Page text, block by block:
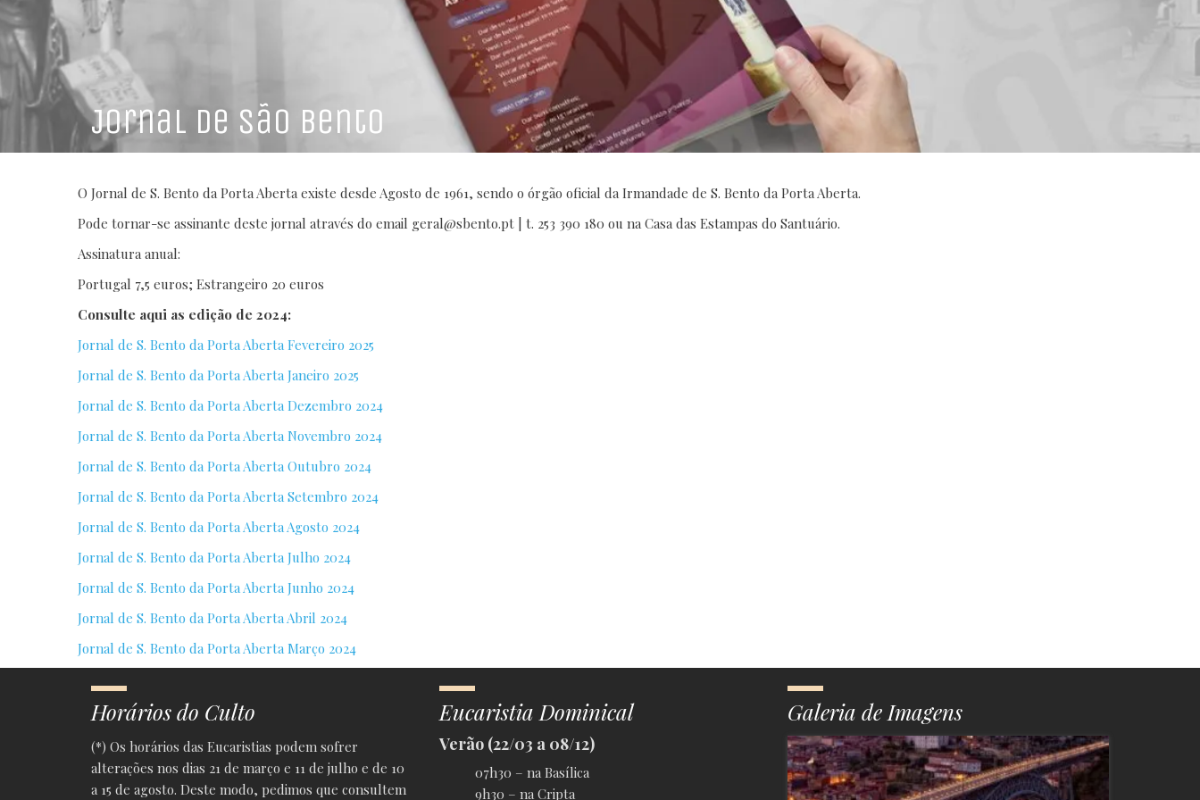
HOTEL
RESTAURANTE
Jornal de São Bento
O Jornal de S. Bento da Porta Aberta existe desde Agosto de 1961, sendo o órgão oficial da Irmandade de S. Bento da Porta Aberta.
Pode tornar-se assinante deste jornal através do email geral@sbento.pt | t. 253 390 180 ou na Casa das Estampas do Santuário.
Assinatura anual:
Portugal 7,5 euros; Estrangeiro 20 euros
Consulte aqui as edição de 2024:
Jornal de S. Bento da Porta Aberta Fevereiro 2025
Jornal de S. Bento da Porta Aberta Janeiro 2025
Jornal de S. Bento da Porta Aberta Dezembro 2024
Jornal de S. Bento da Porta Aberta Novembro 2024
Jornal de S. Bento da Porta Aberta Outubro 2024
Jornal de S. Bento da Porta Aberta Setembro 2024
Jornal de S. Bento da Porta Aberta Agosto 2024
Jornal de S. Bento da Porta Aberta Julho 2024
Jornal de S. Bento da Porta Aberta Junho 2024
Jornal de S. Bento da Porta Aberta Abril 2024
Jornal de S. Bento da Porta Aberta Março 2024
Horários do Culto
(*) Os horários das Eucaristias podem sofrer
alterações nos dias 21 de março e 11 de julho e de 10
a 15 de agosto. Deste modo, pedimos que consultem
Eucaristia Dominical
Verão (22/03 a 08/12)
07h30 – na Basílica
9h30 – na Cripta
Galeria de Imagens